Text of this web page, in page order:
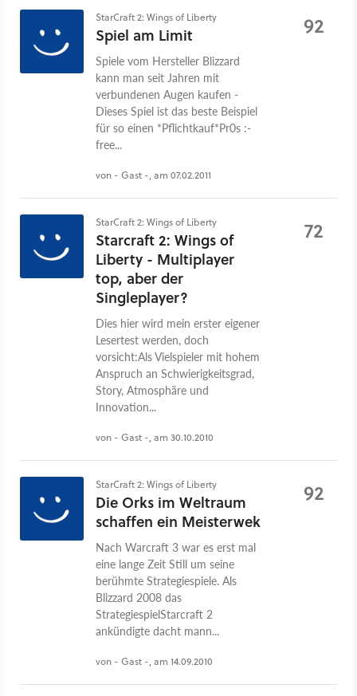
StarCraft 2: Wings of Liberty
Spiel am Limit
Spiele vom Hersteller Blizzard
kann man seit Jahren mit
verbundenen Augen kaufen -
Dieses Spiel ist das beste Beispiel
für so einen *Pflichtkauf*Pr0s :-
free...
von - Gast -, am 07.02.2011
92
StarCraft 2: Wings of Liberty
Starcraft 2: Wings of
Liberty - Multiplayer
top, aber der
Singleplayer?
Dies hier wird mein erster eigener
Lesertest werden, doch
vorsicht:Als Vielspieler mit hohem
Anspruch an Schwierigkeitsgrad,
Story, Atmosphäre und
Innovation...
von - Gast -, am 30.10.2010
72
StarCraft 2: Wings of Liberty
Die Orks im Weltraum
schaffen ein Meisterwek
Nach Warcraft 3 war es erst mal
eine lange Zeit Still um seine
berühmte Strategiespiele. Als
Blizzard 2008 das
StrategiespielStarcraft 2
ankündigte dacht mann...
von - Gast -, am 14.09.2010
92